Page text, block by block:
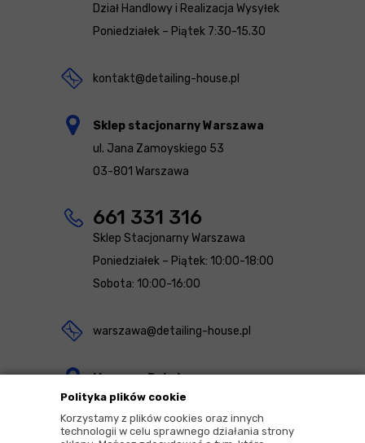
Polityka plików cookie
Korzystamy z plików cookies oraz innych
technologii w celu sprawnego działania strony
Dział Handlowy i Realizacja Wysyłek
Poniedziałek – Piątek 7:30-15.30
kontakt@detailing-house.pl
Sklep stacjonarny Warszawa
ul. Jana Zamoyskiego 53
03-801 Warszawa
661 331 316
Sklep Stacjonarny Warszawa
Poniedziałek – Piątek: 10:00-18:00
Sobota: 10:00-16:00
warszawa@detailing-house.pl
Magazyn Rekcin
Nomos Sp. z o.o. sp.k.
ul. Agrestowa 1